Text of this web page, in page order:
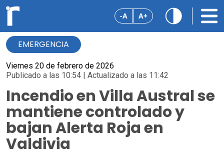
-A A+
EMERGENCIA
Viernes 20 de febrero de 2026
Publicado a las 10:54 | Actualizado a las 11:42
Incendio en Villa Austral se
mantiene controlado y
bajan Alerta Roja en
Valdivia